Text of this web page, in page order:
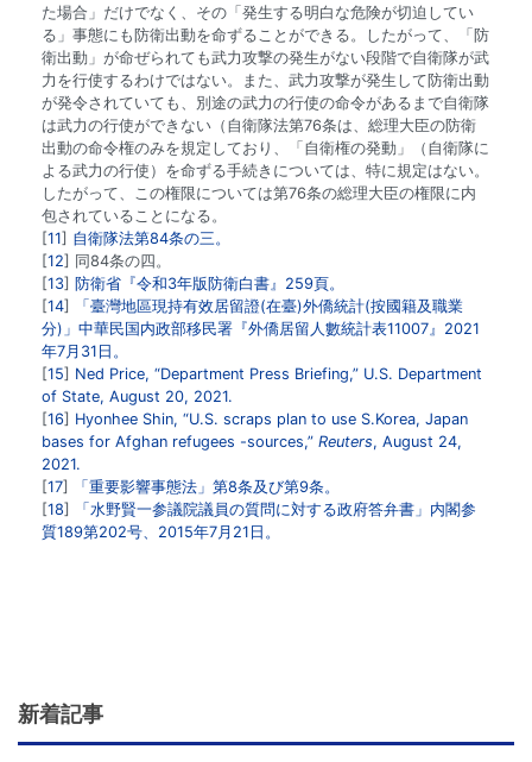
た場合」だけでなく、その「発生する明白な危険が切迫してい
る」事態にも防衛出動を命ずることができる。したがって、「防
衛出動」が命ぜられても武力攻撃の発生がない段階で自衛隊が武
力を行使するわけではない。また、武力攻撃が発生して防衛出動
が発令されていても、別途の武力の行使の命令があるまで自衛隊
は武力の行使ができない（自衛隊法第76条は、総理大臣の防衛
出動の命令権のみを規定しており、「自衛権の発動」（自衛隊に
よる武力の行使）を命ずる手続きについては、特に規定はない。
したがって、この権限については第76条の総理大臣の権限に内
包されていることになる。
11
自衛隊法第84条の三。
12
同84条の四。
13
防衛省『令和3年版防衛白書』259頁。
14
「臺灣地區現持有效居留證(在臺)外僑統計(按國籍及職業
分)」中華民国内政部移民署『外僑居留人數統計表11007』2021
年7月31日。
15
Ned Price, “Department Press Briefing,” U.S. Department
of State, August 20, 2021.
16
Hyonhee Shin, “U.S. scraps plan to use S.Korea, Japan
bases for Afghan refugees -sources,” Reuters, August 24,
2021.
17
「重要影響事態法」第8条及び第9条。
18
「水野賢一参議院議員の質問に対する政府答弁書」内閣参
質189第202号、2015年7月21日。
新着記事